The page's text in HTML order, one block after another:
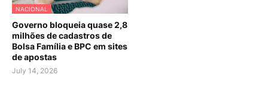
NACIONAL
Governo bloqueia quase 2,8
milhões de cadastros de
Bolsa Família e BPC em sites
de apostas
July 14, 2026